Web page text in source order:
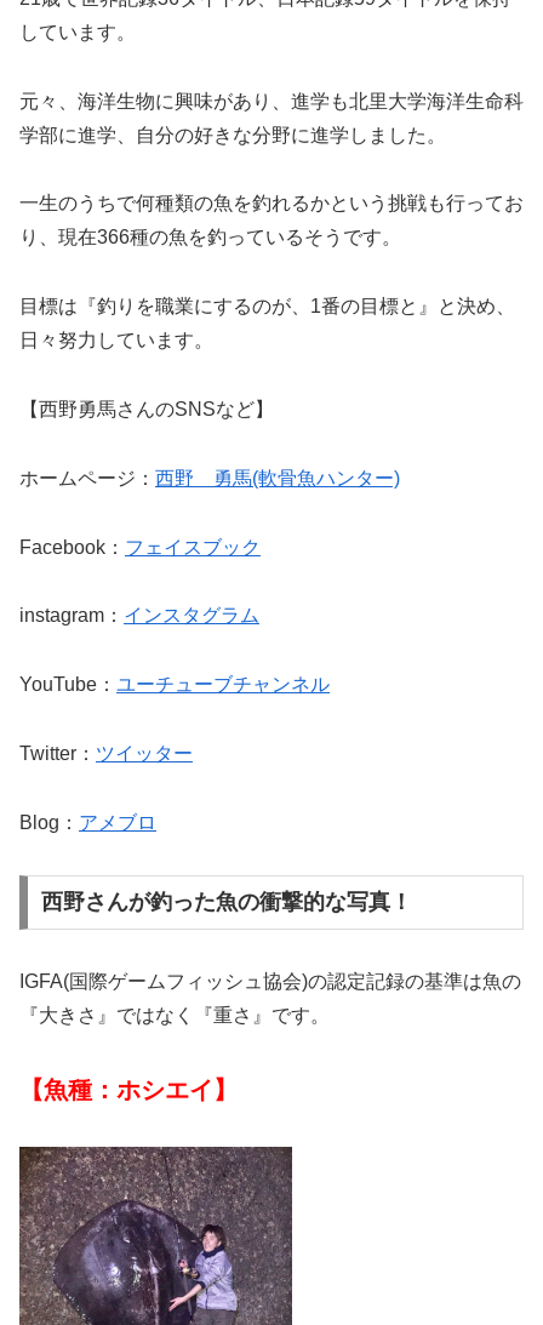
しています。
元々、海洋生物に興味があり、進学も北里大学海洋生命科
学部に進学、自分の好きな分野に進学しました。
一生のうちで何種類の魚を釣れるかという挑戦も行ってお
り、現在366種の魚を釣っているそうです。
目標は『釣りを職業にするのが、1番の目標と』と決め、
日々努力しています。
【西野勇馬さんのSNSなど】
ホームページ： 西野 勇馬(軟骨魚ハンター)
Facebook： フェイスブック
instagram： インスタグラム
YouTube： ユーチューブチャンネル
Twitter： ツイッター
Blog： アメブロ
西野さんが釣った魚の衝撃的な写真！
IGFA(国際ゲームフィッシュ協会)の認定記録の基準は魚の
『大きさ』ではなく『重さ』です。
【魚種：ホシエイ】